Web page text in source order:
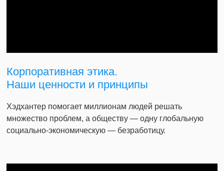
Корпоративная этика.
Наши ценности и принципы
Хэдхантер помогает миллионам людей решать
множество проблем, а обществу — одну глобальную
социально-экономическую — безработицу.